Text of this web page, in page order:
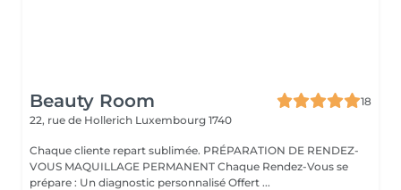
Beauty Room
18
22, rue de Hollerich Luxembourg 1740
Chaque cliente repart sublimée. PRÉPARATION DE RENDEZ-
VOUS MAQUILLAGE PERMANENT Chaque Rendez-Vous se
prépare : Un diagnostic personnalisé Offert ...